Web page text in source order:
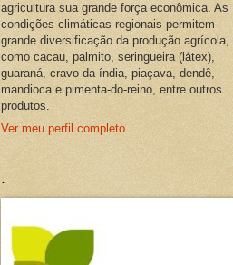
agricultura sua grande força econômica. As
condições climáticas regionais permitem
grande diversificação da produção agrícola,
como cacau, palmito, seringueira (látex),
guaraná, cravo-da-índia, piaçava, dendê,
mandioca e pimenta-do-reino, entre outros
produtos.
Ver meu perfil completo
.